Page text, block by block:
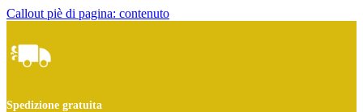
Callout piè di pagina: contenuto
Spedizione gratuita